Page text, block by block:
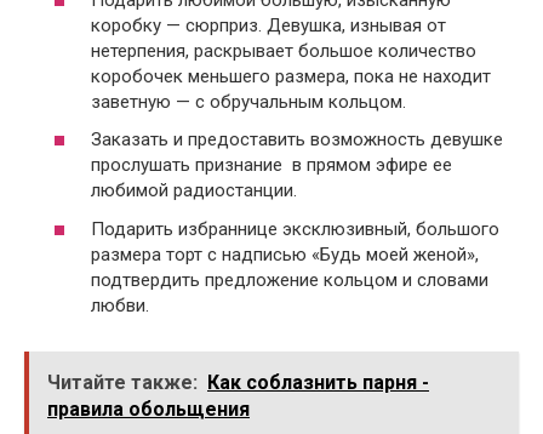
коробку — сюрприз. Девушка, изнывая от
нетерпения, раскрывает большое количество
коробочек меньшего размера, пока не находит
заветную — с обручальным кольцом.
Заказать и предоставить возможность девушке
прослушать признание в прямом эфире ее
любимой радиостанции.
Подарить избраннице эксклюзивный, большого
размера торт с надписью «Будь моей женой»,
подтвердить предложение кольцом и словами
любви.
Читайте также: Как соблазнить парня -
правила обольщения